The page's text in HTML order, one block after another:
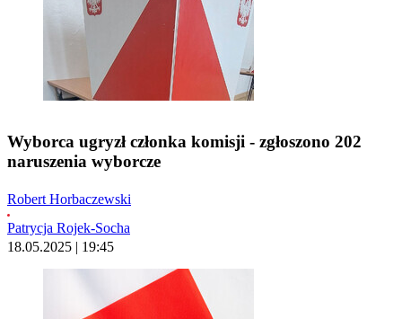
Wyborca ugryzł członka komisji - zgłoszono 202
naruszenia wyborcze
Robert Horbaczewski
Patrycja Rojek-Socha
18.05.2025 | 19:45